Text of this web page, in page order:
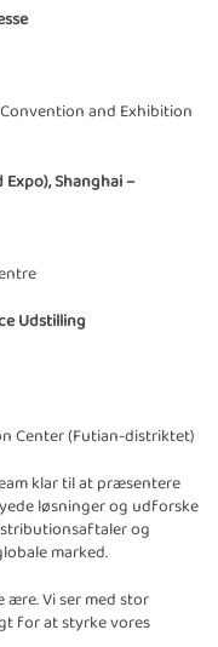
and Exhibition
Shanghai –
Udstilling
Center (Futian-distriktet)
klar til at præsentere
løsninger og udforske
og
marked.
Vi ser med stor
for at styrke vores